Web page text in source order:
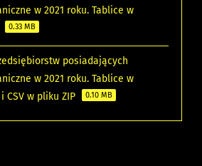
w 2021 roku. Tablice w
0.33 MB
posiadających
w 2021 roku. Tablice w
CSV w pliku ZIP
0.10 MB